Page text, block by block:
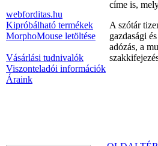
webforditas.hu
Kipróbálható termékek
MorphoMouse letöltése
Vásárlási tudnivalók
Viszonteladói információk
Áraink
címe is,
A szótár
gazdasági
adózás, a